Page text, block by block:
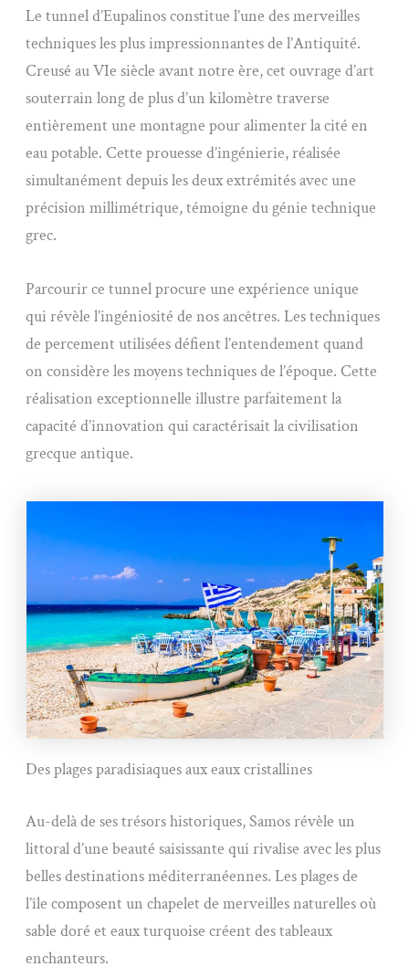
Le tunnel d’Eupalinos constitue l’une des merveilles
techniques les plus impressionnantes de l’Antiquité.
Creusé au VIe siècle avant notre ère, cet ouvrage d’art
souterrain long de plus d’un kilomètre traverse
entièrement une montagne pour alimenter la cité en
eau potable. Cette prouesse d’ingénierie, réalisée
simultanément depuis les deux extrémités avec une
précision millimétrique, témoigne du génie technique
grec.
Parcourir ce tunnel procure une expérience unique
qui révèle l’ingéniosité de nos ancêtres. Les techniques
de percement utilisées défient l’entendement quand
on considère les moyens techniques de l’époque. Cette
réalisation exceptionnelle illustre parfaitement la
capacité d’innovation qui caractérisait la civilisation
grecque antique.
Des plages paradisiaques aux eaux cristallines
Au-delà de ses trésors historiques, Samos révèle un
littoral d’une beauté saisissante qui rivalise avec les plus
belles destinations méditerranéennes. Les plages de
l’île composent un chapelet de merveilles naturelles où
sable doré et eaux turquoise créent des tableaux
enchanteurs.